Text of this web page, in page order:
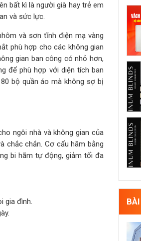
bất kì là người già hay trẻ em
và sức lực.
và sơn tĩnh điện mạ vàng
phù hợp cho các không gian
gian ban công có nhỏ hơn,
để phù hợp với diện tích ban
bộ quần áo mà không sợ bị
ngôi nhà và không gian của
chắc chắn. Cơ cấu hãm bằng
bi hãm tự động, giảm tối đa
gia đình.